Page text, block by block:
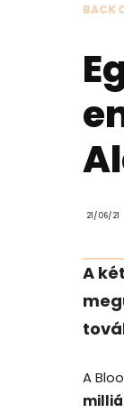
BACK
21/06/21
A
A